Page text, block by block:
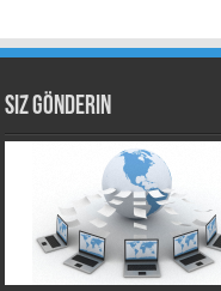
Siz Gönderin